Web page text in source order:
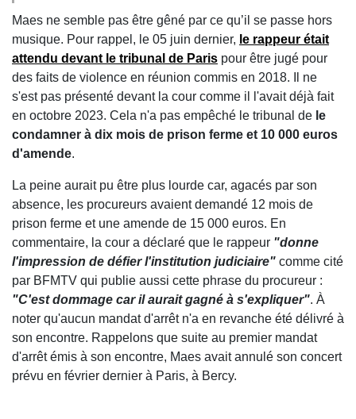
Maes ne semble pas être gêné par ce qu’il se passe hors
musique. Pour rappel, le 05 juin dernier, le rappeur était
attendu devant le tribunal de Paris pour être jugé pour
des faits de violence en réunion commis en 2018. Il ne
s'est pas présenté devant la cour comme il l'avait déjà fait
en octobre 2023. Cela n'a pas empêché le tribunal de le
condamner à dix mois de prison ferme et 10 000 euros
d'amende.
La peine aurait pu être plus lourde car, agacés par son
absence, les procureurs avaient demandé 12 mois de
prison ferme et une amende de 15 000 euros. En
commentaire, la cour a déclaré que le rappeur "donne
l'impression de défier l'institution judiciaire" comme cité
par BFMTV qui publie aussi cette phrase du procureur :
"C'est dommage car il aurait gagné à s'expliquer". À
noter qu'aucun mandat d'arrêt n'a en revanche été délivré à
son encontre. Rappelons que suite au premier mandat
d'arrêt émis à son encontre, Maes avait annulé son concert
prévu en février dernier à Paris, à Bercy.